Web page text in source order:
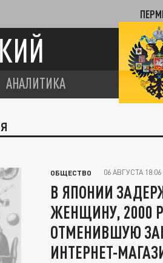
АНАЛИТИКА
ОБЩЕСТВО 06 АВГУСТА 18:06
В ЯПОНИИ
ЖЕНЩИНУ, 2000
ОТМЕНИВШУЮ
ИНТЕРНЕТ-